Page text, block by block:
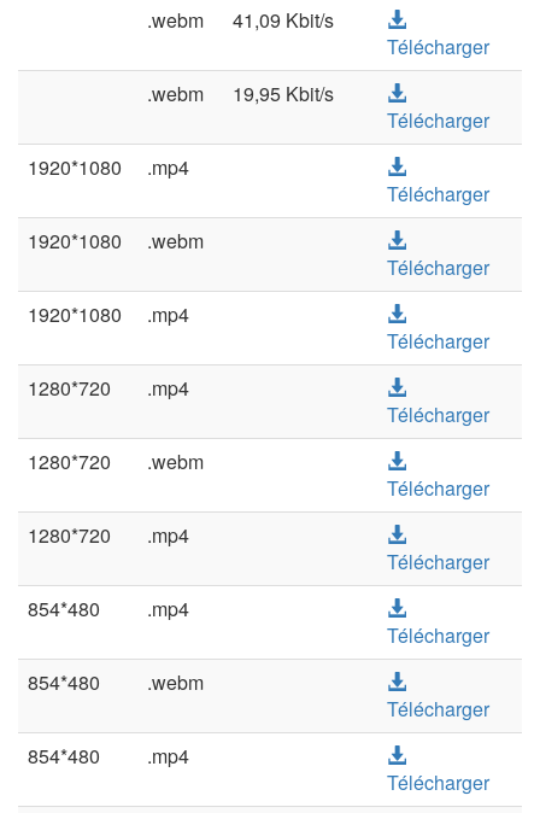
.webm
41,09 Kbit/s
Télécharger
.webm
19,95 Kbit/s
Télécharger
1920*1080
.mp4
Télécharger
1920*1080
.webm
Télécharger
1920*1080
.mp4
Télécharger
1280*720
.mp4
Télécharger
1280*720
.webm
Télécharger
1280*720
.mp4
Télécharger
854*480
.mp4
Télécharger
854*480
.webm
Télécharger
854*480
.mp4
Télécharger